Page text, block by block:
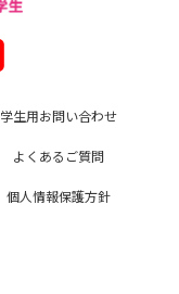
学生用お問い合わせ
よくあるご質問
個人情報保護方針